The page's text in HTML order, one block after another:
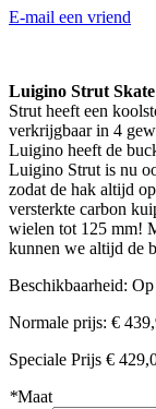
E-mail een vriend
Luigino Strut
Strut heeft een
verkrijgbaar in 4
Luigino heeft de
Luigino Strut is nu
zodat de hak altijd
versterkte carbon
wielen tot 125 mm!
kunnen we altijd de
Beschikbaarheid:
Normale prijs: €
Speciale Prijs €
*Maat